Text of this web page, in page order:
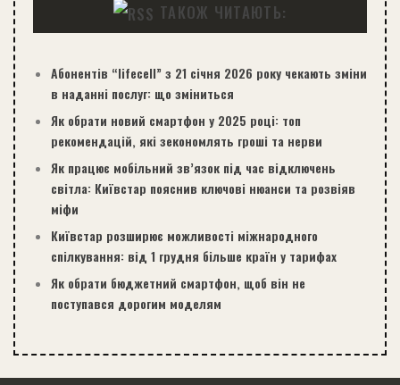
ТАКОЖ ЧИТАЮТЬ:
Абонентів “lifecell” з 21 січня 2026 року чекають зміни
в наданні послуг: що зміниться
Як обрати новий смартфон у 2025 році: топ
рекомендацій, які зекономлять гроші та нерви
Як працює мобільний зв’язок під час відключень
світла: Київстар пояснив ключові нюанси та розвіяв
міфи
Київстар розширює можливості міжнародного
спілкування: від 1 грудня більше країн у тарифах
Як обрати бюджетний смартфон, щоб він не
поступався дорогим моделям